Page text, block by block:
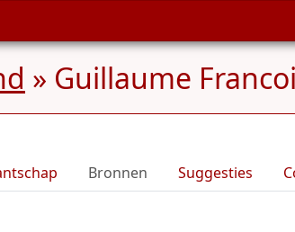
» Guillaume
Bronnen Suggesties